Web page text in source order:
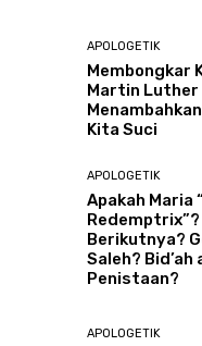
APOLOGETIK
Membongkar
Martin Luther
Kita Suci
APOLOGETIK
Apakah Maria
Redemptrix”?
Berikutnya?
Saleh? Bid’ah
Penistaan?
APOLOGETIK